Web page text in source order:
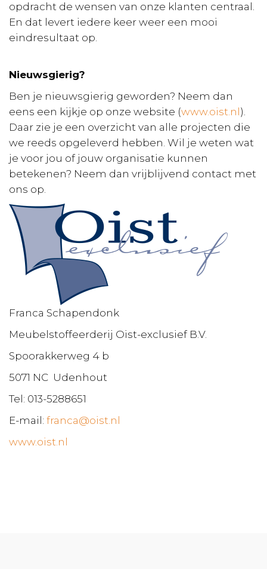
opdracht de wensen van onze klanten centraal.
En dat levert iedere keer weer een mooi
eindresultaat op.
Nieuwsgierig?
Ben je nieuwsgierig geworden? Neem dan
eens een kijkje op onze website (www.oist.nl ).
Daar zie je een overzicht van alle projecten die
we reeds opgeleverd hebben. Wil je weten wat
je voor jou of jouw organisatie kunnen
betekenen? Neem dan vrijblijvend contact met
ons op.
Franca Schapendonk
Meubelstoffeerderij Oist-exclusief B.V.
Spoorakkerweg 4 b
5071 NC Udenhout
Tel: 013-5288651
E-mail: franca@oist.nl
www.oist.nl